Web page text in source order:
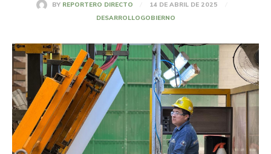
BY REPORTERO DIRECTO
14 DE ABRIL DE 2025
DESARROLLOGOBIERNO